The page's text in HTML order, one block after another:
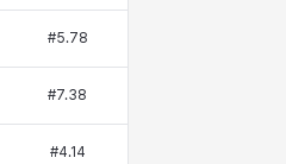
#5.78
#7.38
#4.14